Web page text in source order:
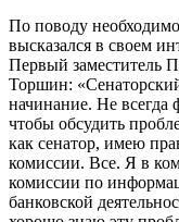
По поводу
высказался в своем
Первый заместитель
Торшин:
начинание. Не всегда
чтобы обсудить
как сенатор, имею
комиссии. Все. Я в
комиссии по
банковской